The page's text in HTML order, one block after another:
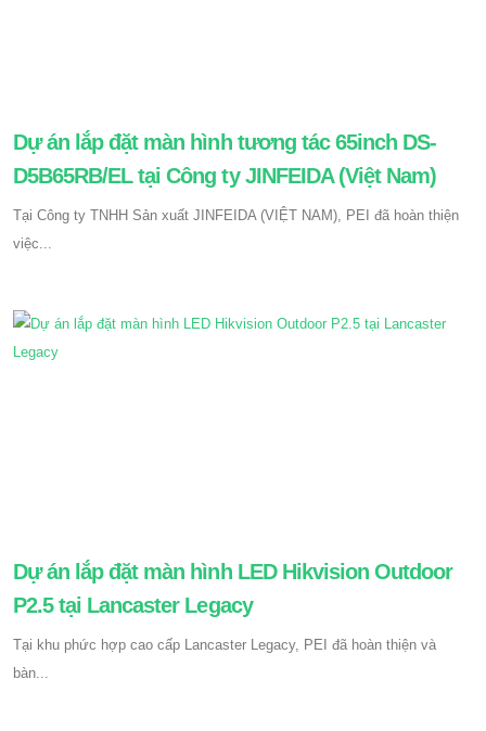
Dự án lắp đặt màn hình tương tác 65inch DS-
D5B65RB/EL tại Công ty JINFEIDA (Việt Nam)
Tại Công ty TNHH Sản xuất JINFEIDA (VIỆT NAM), PEI đã hoàn thiện
việc...
Dự án lắp đặt màn hình LED Hikvision Outdoor
P2.5 tại Lancaster Legacy
Tại khu phức hợp cao cấp Lancaster Legacy, PEI đã hoàn thiện và
bàn...